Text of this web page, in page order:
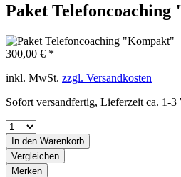
Paket
300,00 € *
inkl. MwSt. zzgl. Versandkosten
Sofort versandfertig, Lieferzeit ca. 1-3
In den Warenkorb
Vergleichen
Merken